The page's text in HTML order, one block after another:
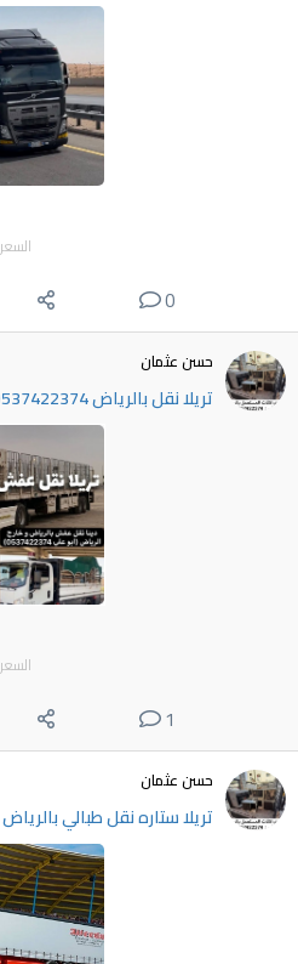
السعر
0
حسن عثمان
تريلا نقل بالرياض 0537422374 تريلا نقل خارج الرياض
السعر
1
حسن عثمان
تريلا ستاره نقل طبالي بالرياض 0537422374